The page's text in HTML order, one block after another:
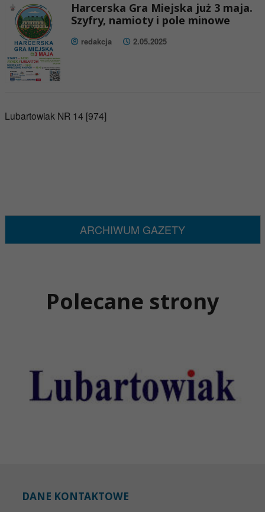
Harcerska Gra Miejska już 3 maja.
Szyfry, namioty i pole minowe
redakcja 2.05.2025
Lubartowiak NR 14 [974]
ARCHIWUM GAZETY
Polecane strony
DANE KONTAKTOWE